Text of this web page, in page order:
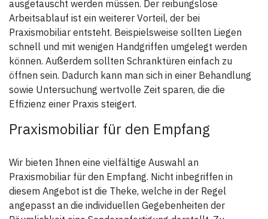
ausgetauscht werden müssen. Der reibungslose
Arbeitsablauf ist ein weiterer Vorteil, der bei
Praxismobiliar entsteht. Beispielsweise sollten Liegen
schnell und mit wenigen Handgriffen umgelegt werden
können. Außerdem sollten Schranktüren einfach zu
öffnen sein. Dadurch kann man sich in einer Behandlung
sowie Untersuchung wertvolle Zeit sparen, die die
Effizienz einer Praxis steigert.
Praxismobiliar für den Empfang
Wir bieten Ihnen eine vielfältige Auswahl an
Praxismobiliar für den Empfang. Nicht inbegriffen in
diesem Angebot ist die Theke, welche in der Regel
angepasst an die individuellen Gegebenheiten der